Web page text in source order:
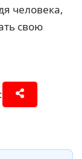
человека,
свою